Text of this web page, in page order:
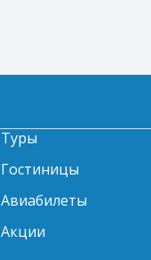
Туры
Гостиницы
Авиабилеты
Акции